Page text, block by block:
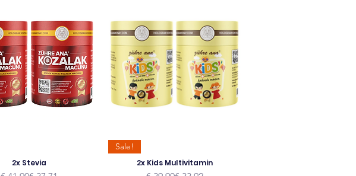
2x Stevia
Sale!
2x Kids Multivitamin